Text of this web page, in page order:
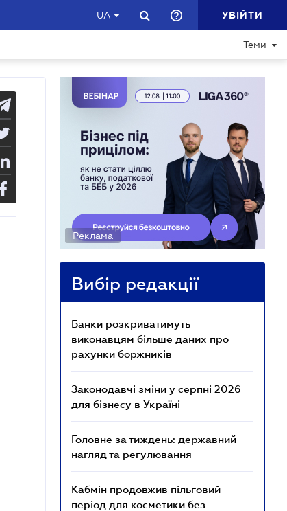
UA УВІЙТИ
Теми
Реклама
Вибір редакції
Банки розкриватимуть
виконавцям більше даних про
рахунки боржників
Законодавчі зміни у серпні 2026
для бізнесу в Україні
Головне за тиждень: державний
нагляд та регулювання
Кабмін продовжив пільговий
період для косметики без